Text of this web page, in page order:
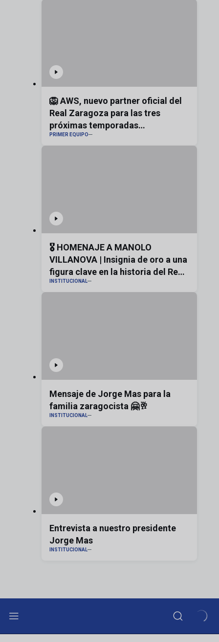
🦁 AWS, nuevo partner oficial del
Real Zaragoza para las tres
próximas temporadas
#realzaragoza
PRIMER EQUIPO
🎖️ HOMENAJE A MANOLO
VILLANOVA | Insignia de oro a una
figura clave en la historia del Real
Zaragoza
INSTITUCIONAL
Mensaje de Jorge Mas para la
familia zaragocista 🤗🥂
INSTITUCIONAL
Entrevista a nuestro presidente
Jorge Mas
INSTITUCIONAL